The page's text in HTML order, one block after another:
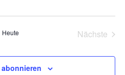
Heute Nächste